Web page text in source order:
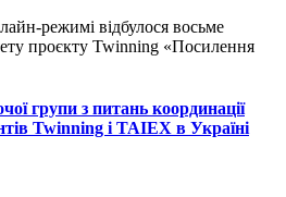
проєкту Twinning «Посилення
групи з питань координації
Twinning і ТАІЕХ в Україні